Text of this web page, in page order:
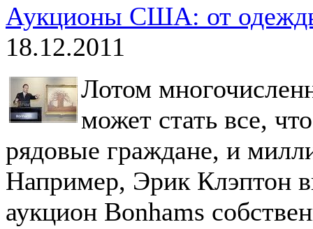
Аукционы США: от
18.12.2011
Лотом
может стать все,
рядовые граждане, и
Например, Эрик Клэптон
аукцион Bonhams